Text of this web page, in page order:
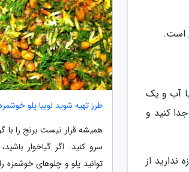
است.
سپس اجازه دهید 1 الی 2 ساعت برنج با آب و یک
کنید و
ندارید از
طرز تهیه شوید لوبیا پلو
همیشه قرار نیست برنج را با
سرو کنید. اگر گیاخوار
توانید پلو و چلوهای خوشمزه